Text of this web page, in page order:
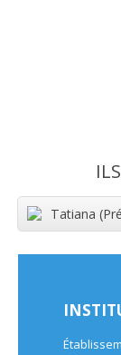
Tatiana